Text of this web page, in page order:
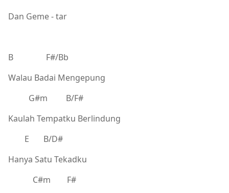
Dan Geme - tar
B F#/Bb
Walau Badai Mengepung
G#m B/F#
Kaulah Tempatku Berlindung
E B/D#
Hanya Satu Tekadku
C#m F#